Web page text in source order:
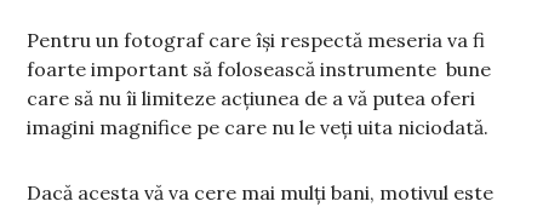
Pentru un fotograf care își respectă meseria va fi
foarte important să folosească instrumente bune
care să nu îi limiteze acțiunea de a vă putea oferi
imagini magnifice pe care nu le veți uita niciodată.
Dacă acesta vă va cere mai mulți bani, motivul este